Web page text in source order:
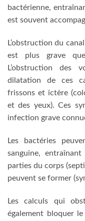
bactérienne,
est souvent
L’obstruction du
est plus grave
L’obstruction des
dilatation de ces
frissons et ictère
et des yeux). Ces
infection grave
Les bactéries
sanguine,
parties du corps
peuvent se former
Les calculs qui
également bloquer